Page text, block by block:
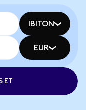
IBITON
EUR
ET